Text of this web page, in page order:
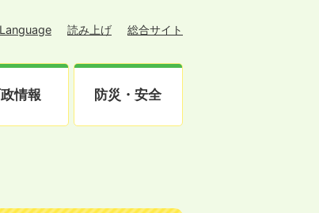
読み上げ 総合サイト
情報 防災・安全